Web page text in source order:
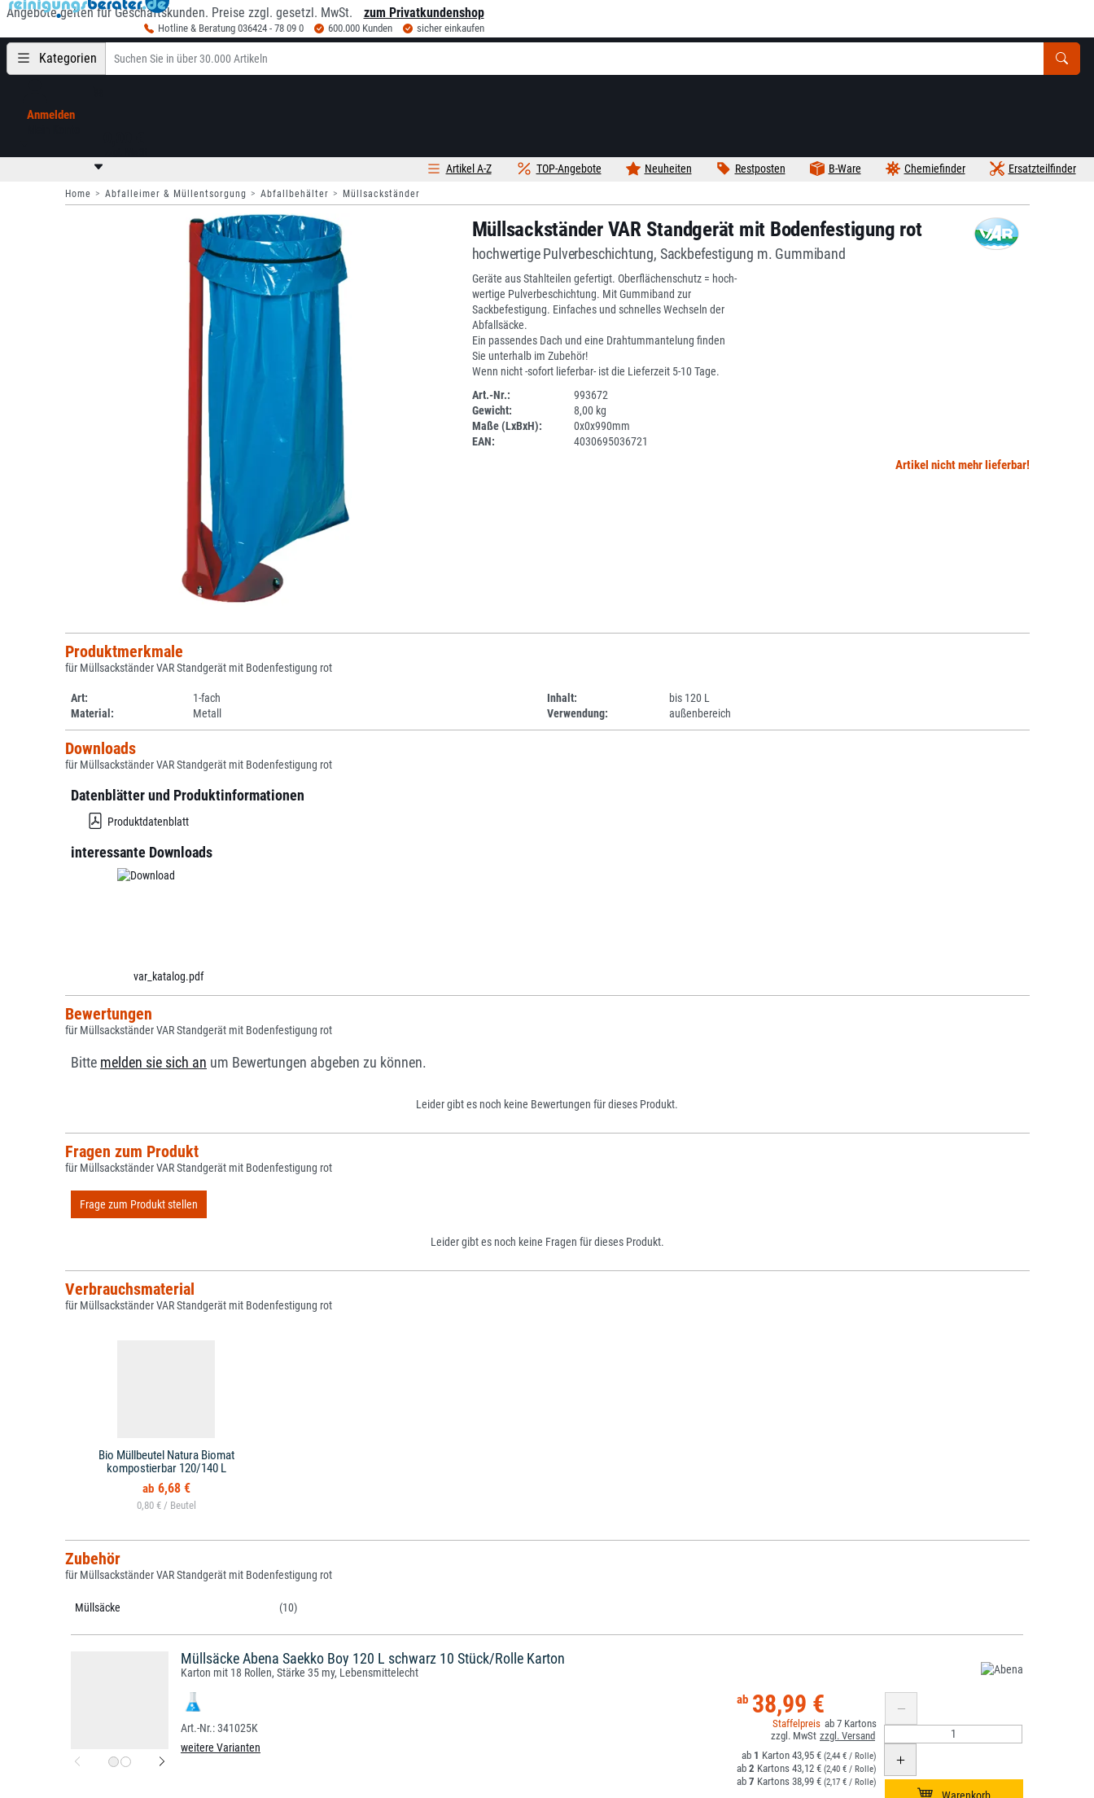
Angebote gelten für Geschäftskunden. Preise zzgl. gesetzl. MwSt. zum Privatkundenshop
Hotline & Beratung 036424 - 78 09 0 600.000 Kunden sicher einkaufen
Kategorien
Anmelden
Ersatzteilfinder
Chemiefinder
B-Ware
Restposten
Neuheiten
TOP-Angebote
Artikel A-Z
Home Abfalleimer & Müllentsorgung Abfallbehälter Müllsackständer
Müllsackständer VAR Standgerät mit Bodenfestigung rot
hochwertige Pulverbeschichtung, Sackbefestigung m. Gummiband
Geräte aus Stahlteilen gefertigt. Oberflächenschutz = hoch-
wertige Pulverbeschichtung. Mit Gummiband zur
Sackbefestigung. Einfaches und schnelles Wechseln der
Abfallsäcke.
Ein passendes Dach und eine Drahtummantelung finden
Sie unterhalb im Zubehör!
Wenn nicht -sofort lieferbar- ist die Lieferzeit 5-10 Tage.
Art.-Nr.:
993672
Gewicht:
8,00 kg
Maße (LxBxH):
0x0x990mm
EAN:
4030695036721
Artikel nicht mehr lieferbar!
Produktmerkmale
für Müllsackständer VAR Standgerät mit Bodenfestigung rot
Art: 1-fach Inhalt:
bis 120 L
Material:
Metall Verwendung: außenbereich
Downloads
für Müllsackständer VAR Standgerät mit Bodenfestigung rot
Datenblätter und Produktinformationen
Produktdatenblatt
interessante Downloads
var_katalog.pdf
Bewertungen
für Müllsackständer VAR Standgerät mit Bodenfestigung rot
Bitte melden sie sich an um Bewertungen abgeben zu können.
Leider gibt es noch keine Bewertungen für dieses Produkt.
Fragen zum Produkt
für Müllsackständer VAR Standgerät mit Bodenfestigung rot
Frage zum Produkt stellen
Leider gibt es noch keine Fragen für dieses Produkt.
Verbrauchsmaterial
für Müllsackständer VAR Standgerät mit Bodenfestigung rot
Bio Müllbeutel Natura Biomat
kompostierbar 120/140 L
6,68 €
0,80 € /
Zubehör
für Müllsackständer VAR Standgerät mit Bodenfestigung rot
Müllsäcke (10)
Müllsäcke Abena Saekko Boy 120 L schwarz 10 Stück/Rolle Karton
Karton mit 18 Rollen, Stärke 35 my, Lebensmittelecht
341025K
weitere Varianten
38,99 €
7
1 43,95 € (2,44 € / Rolle)
2 43,12 € (2,40 € / Rolle)
7 38,99 € (2,17 € / Rolle)